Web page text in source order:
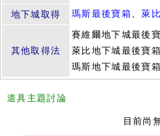
地下城取得 瑪斯最後寶箱、萊
其他取得法
賽維爾地下城最後
萊比地下城最後寶
瑪斯地下城最後寶
道具主題討論
目前尚